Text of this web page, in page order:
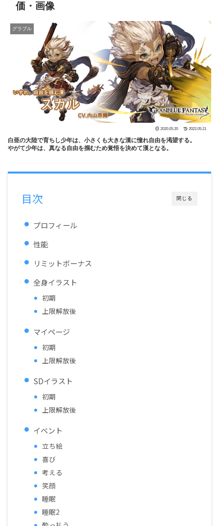
価・画像
グラブル
2020.05.20 2022.05.21
白亜の大陸で育ちし少年は、小さくも大きな漢に憧れ自由を渇望する。
やがて少年は、真なる自由を掴むため覚悟を決めて漢となる。
閉じる
目次
プロフィール
性能
リミットボーナス
全身イラスト
初期
上限解放後
マイページ
初期
上限解放後
SDイラスト
初期
上限解放後
イベント
立ち絵
喜び
考える
笑顔
睡眠
睡眠2